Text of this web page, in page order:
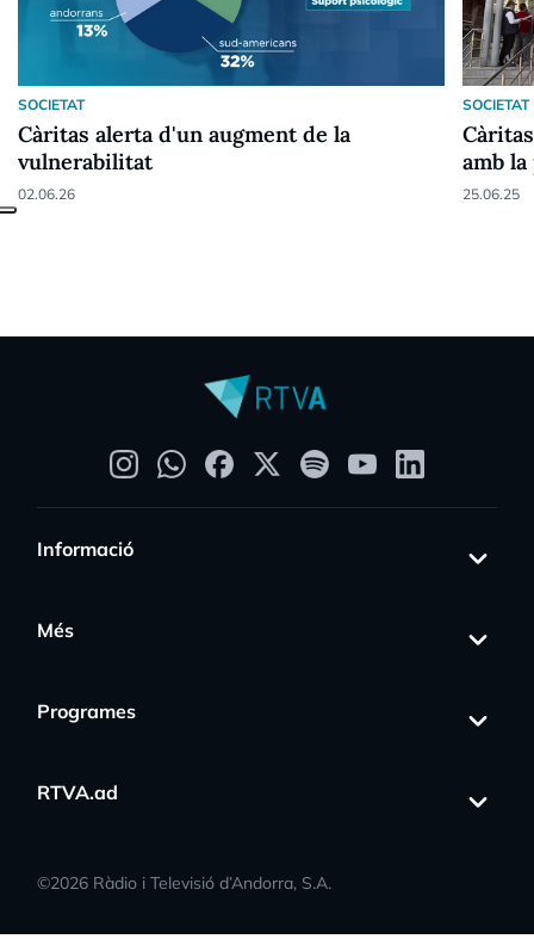
SOCIETAT
Càritas alerta d'un augment de la
vulnerabilitat
02.06.26
SOCIETAT
amb la
25.06.25
Informació
Més
Programes
RTVA.ad
©2026 Ràdio i Televisió d’Andorra, S.A.